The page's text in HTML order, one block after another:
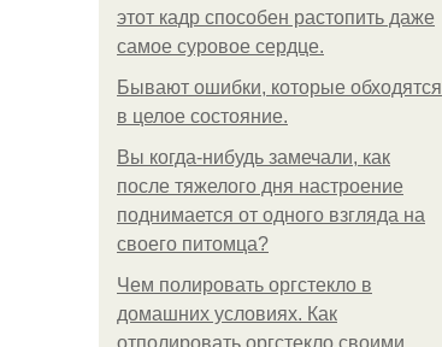
этот кадр способен растопить даже
самое суровое сердце.
Бывают ошибки, которые обходятся
в целое состояние.
Вы когда-нибудь замечали, как
после тяжелого дня настроение
поднимается от одного взгляда на
своего питомца?
Чем полировать оргстекло в
домашних условиях. Как
отполировать оргстекло своими